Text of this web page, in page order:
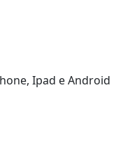
Ipad e Android